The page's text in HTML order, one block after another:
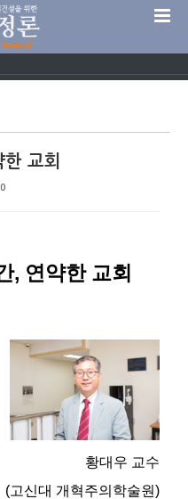
교회
0
, 연약한 교회
황대우 교수
(고신대 개혁주의학술원)
북5
북5